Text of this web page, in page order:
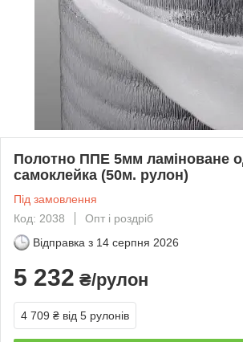
Полотно ППЕ 5мм ламіноване
самоклейка (50м. рулон)
Під замовлення
Код: 2038
Опт і роздріб
Відправка з 14 серпня 2026
5 232 ₴/рулон
4 709 ₴ від 5 рулонів